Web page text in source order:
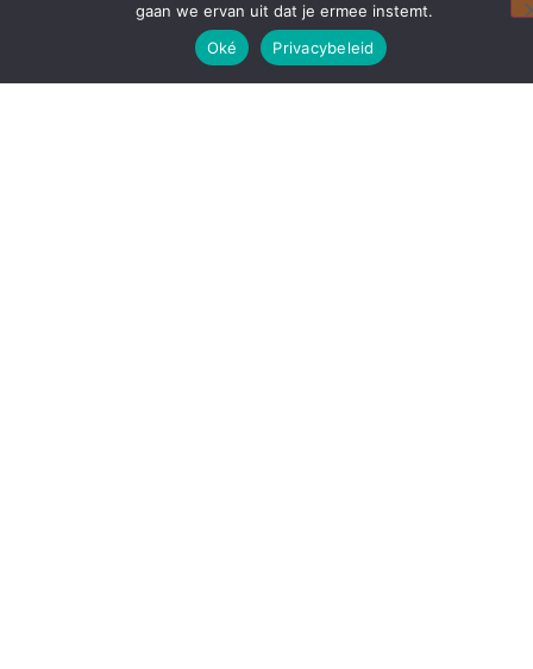
gaan we ervan uit dat je ermee instemt.
Oké
Privacybeleid